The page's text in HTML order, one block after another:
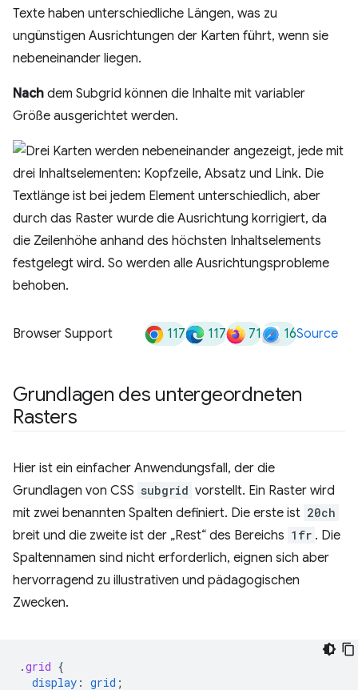
Nach dem Subgrid können die Inhalte mit variabler
Größe ausgerichtet werden.
Browser Support 117 117 71 16Source
Grundlagen des untergeordneten
Rasters
Hier ist ein einfacher Anwendungsfall, der die
Grundlagen von CSS subgrid vorstellt. Ein Raster wird
mit zwei benannten Spalten definiert. Die erste ist 20ch
breit und die zweite ist der „Rest“ des Bereichs 1fr . Die
Spaltennamen sind nicht erforderlich, eignen sich aber
hervorragend zu illustrativen und pädagogischen
Zwecken.
.grid {
display : grid ;